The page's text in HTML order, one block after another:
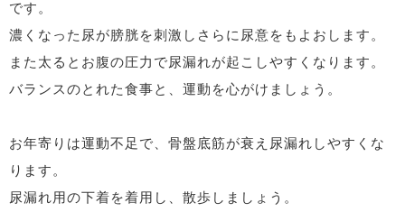
です。
濃くなった尿が膀胱を刺激しさらに尿意をもよおします。
また太るとお腹の圧力で尿漏れが起こしやすくなります。
バランスのとれた食事と、運動を心がけましょう。
お年寄りは運動不足で、骨盤底筋が衰え尿漏れしやすくな
ります。
尿漏れ用の下着を着用し、散歩しましょう。